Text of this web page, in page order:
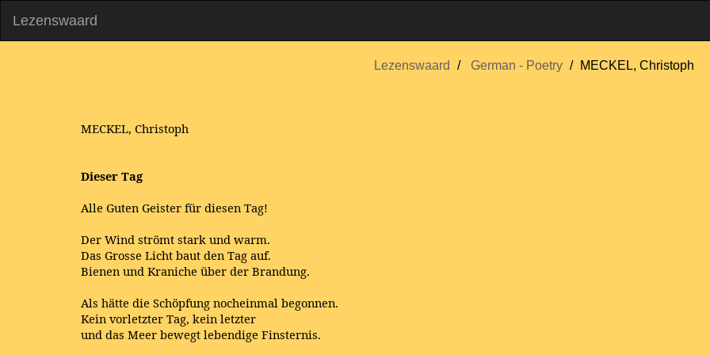
Lezenswaard
Lezenswaard German - Poetry MECKEL, Christoph
MECKEL, Christoph
Dieser Tag
Alle Guten Geister für diesen Tag!
Der Wind strömt stark und warm.
Das Grosse Licht baut den Tag auf.
Bienen und Kraniche über der Brandung.
Als hätte die Schöpfung nocheinmal begonnen.
Kein vorletzter Tag, kein letzter
und das Meer bewegt lebendige Finsternis.